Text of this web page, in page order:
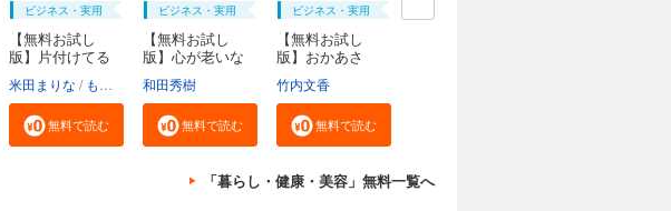
ビジネス・実用
【無料お試し
版】片付けてる
米田まりな もなか
無料で読む
ビジネス・実用
【無料お試し
版】心が老いな
和田秀樹
無料で読む
ビジネス・実用
【無料お試し
版】おかあさ
竹内文香
無料で読む
「暮らし・健康・美容」無料一覧へ